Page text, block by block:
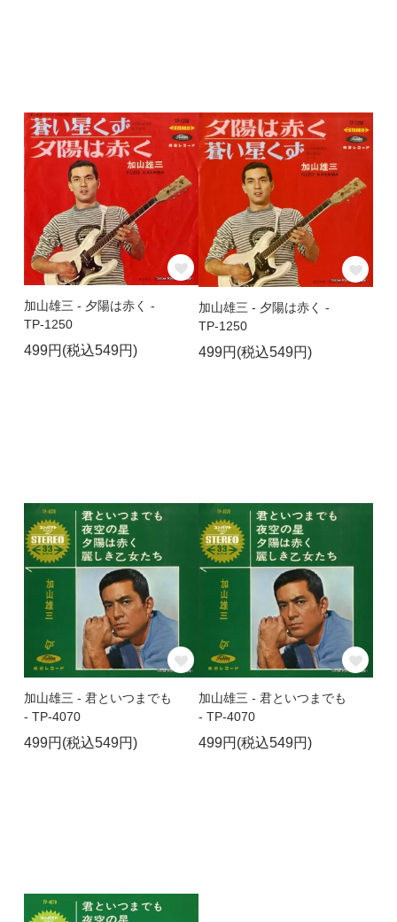
加山雄三 - 夕陽は赤く -
TP-1250
499円(税込549円)
加山雄三 - 夕陽は赤く -
TP-1250
499円(税込549円)
加山雄三 - 君といつまでも
- TP-4070
499円(税込549円)
加山雄三 - 君といつまでも
- TP-4070
499円(税込549円)